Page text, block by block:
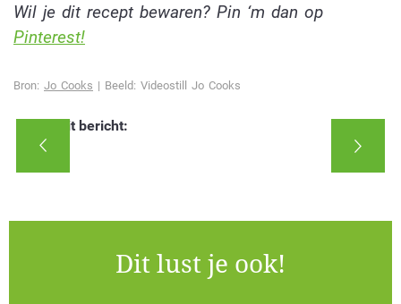
Wil je dit recept bewaren? Pin ‘m dan op
Pinterest!
Bron: Jo Cooks | Beeld: Videostill Jo Cooks
Deel dit bericht:
Dit lust je ook!